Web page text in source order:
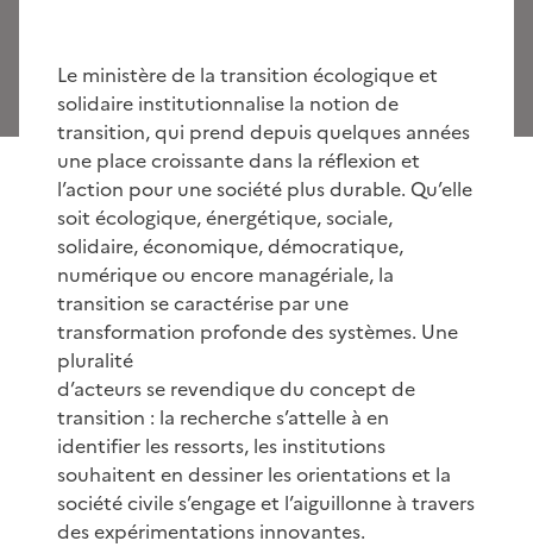
Le ministère de la transition écologique et
solidaire institutionnalise la notion de
transition, qui prend depuis quelques années
une place croissante dans la réflexion et
l’action pour une société plus durable. Qu’elle
soit écologique, énergétique, sociale,
solidaire, économique, démocratique,
numérique ou encore managériale, la
transition se caractérise par une
transformation profonde des systèmes. Une
pluralité
d’acteurs se revendique du concept de
transition : la recherche s’attelle à en
identifier les ressorts, les institutions
souhaitent en dessiner les orientations et la
société civile s’engage et l’aiguillonne à travers
des expérimentations innovantes.